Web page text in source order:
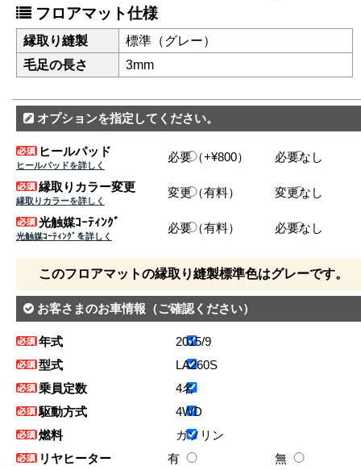
フロアマット仕様
縁取り縫製
標準（グレー）
毛足の長さ
3mm
オプションを指定してください。
ヒールパッド
ヒールパッドを詳しく
必要（+¥800） 必要なし
縁取りカラー変更
縁取りカラーを詳しく
変更（有料） 変更なし
光触媒ｺｰﾃｨﾝｸﾞ
光触媒ｺｰﾃｨﾝｸﾞを詳しく
必要（有料） 必要なし
このフロアマットの縁取り縫製標準色はグレーです。
お客さまのお車情報 （ご確認ください）
年式
2015/9
型式
LA260S
乗員定数
4名
駆動方式
4WD
燃料
ガソリン
リヤヒーター
有 無